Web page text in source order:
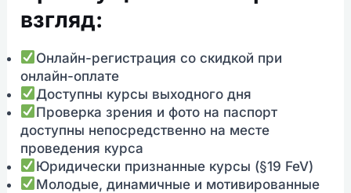
взгляд:
Онлайн-регистрация со скидкой при
онлайн-оплате
Доступны курсы выходного дня
Проверка зрения и фото на паспорт
доступны непосредственно на месте
проведения курса
Юридически признанные курсы (§19 FeV)
Молодые, динамичные и мотивированные